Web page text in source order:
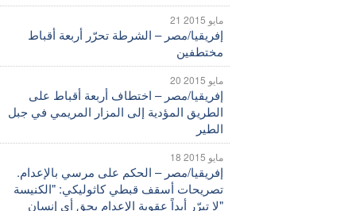
21 مايو 2015
إفريقيا/مصر – الشرطة تحرّر أربعة أقباط
مختطفين
20 مايو 2015
إفريقيا/مصر – اختطاف أربعة أقباط على
الطريق المؤدية إلى المزار المريمي في جبل
الطير
18 مايو 2015
إفريقيا/مصر – الحكم على مرسي بالإعدام.
تصريحات أسقف قبطي كاثوليكي: "الكنيسة